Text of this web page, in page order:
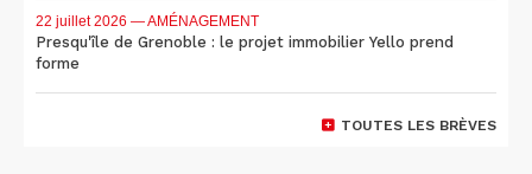
22 juillet 2026 — AMÉNAGEMENT
Presqu'île de Grenoble : le projet immobilier Yello prend
forme
TOUTES LES BRÈVES